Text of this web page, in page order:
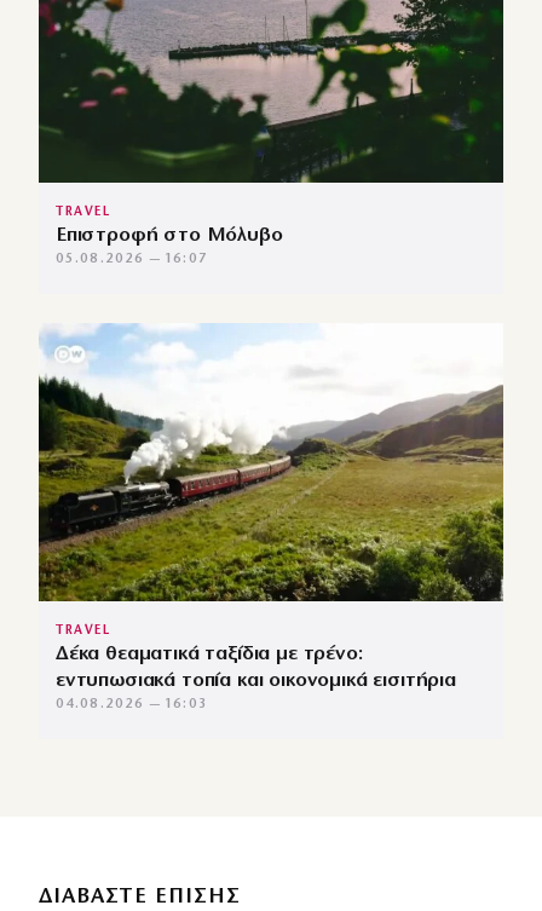
TRAVEL
Επιστροφή στο Μόλυβο
05.08.2026 — 16:07
TRAVEL
Δέκα θεαματικά ταξίδια με τρένο:
εντυπωσιακά τοπία και οικονομικά εισιτήρια
04.08.2026 — 16:03
ΔΙΑΒΑΣΤΕ ΕΠΙΣΗΣ